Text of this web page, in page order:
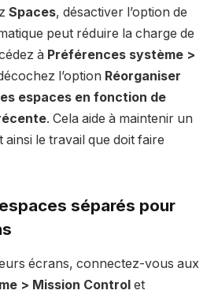
Spaces, désactiver l’option de
peut réduire la charge de
à Préférences système >
l’option Réorganiser
espaces en fonction de
. Cela aide à maintenir un
le travail que doit faire
séparés pour
écrans, connectez-vous aux
> Mission Control et